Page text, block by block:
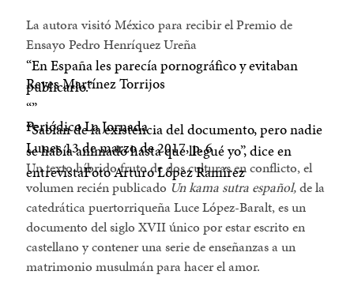
La autora visitó México para recibir el Premio de
Ensayo Pedro Henríquez Ureña
En España les parecía pornográfico y evitaban
publicarlo.
Sabían de la existencia del documento, pero nadie
se había animado hasta que llegué yo, dice en
entrevistaFoto Arturo López Ramírez
Reyes Martínez Torrijos
Periódico La Jornada
Lunes 13 de marzo de 2017, p. 6
Un texto híbrido fruto de dos culturas en conflicto, el
volumen recién publicado Un kama sutra español,de la
catedrática puertorriqueña Luce López-Baralt, es un
documento del siglo XVII único por estar escrito en
castellano y contener una serie de enseñanzas a un
matrimonio musulmán para hacer el amor.